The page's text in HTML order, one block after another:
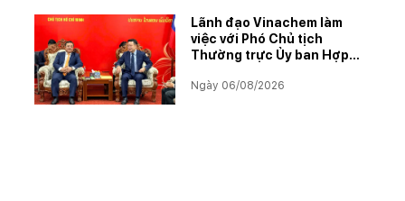
Lãnh đạo Vinachem làm
việc với Phó Chủ tịch
Thường trực Ủy ban Hợp
đẩy triển khai Dự án Kali
Ngày 06/08/2026